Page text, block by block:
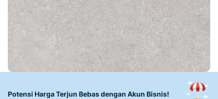
Potensi Harga Terjun Bebas dengan Akun Bisnis!